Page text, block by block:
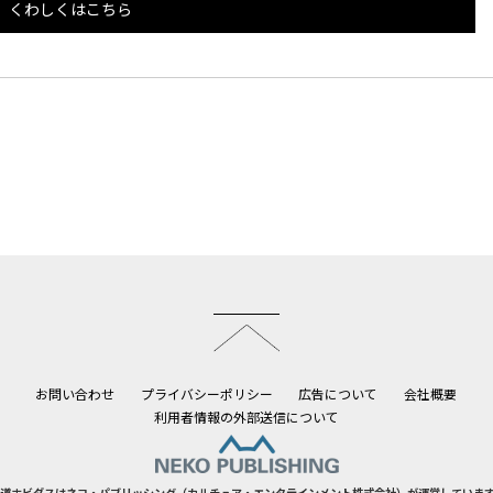
くわしくはこちら
お問い合わせ プライバシーポリシー 広告について
会社概要
利用者情報の外部送信について